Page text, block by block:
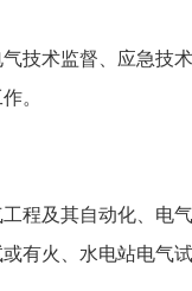
技术监督、应急技
。
程及其自动化、电
有火、水电站电气